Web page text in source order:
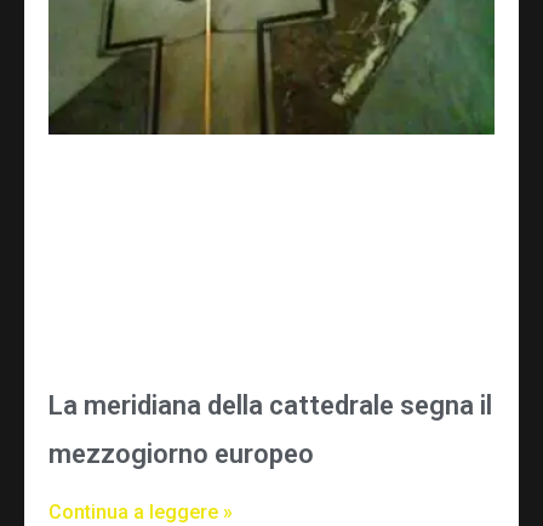
La meridiana della cattedrale segna il
mezzogiorno europeo
Continua a leggere »